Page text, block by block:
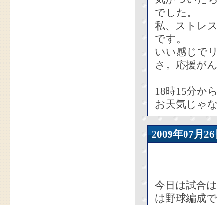
でした。
私、ストレ
です。
いい感じで
さ。応援が
18時15分か
お天気じゃ
2009年07
今日は試合
は野球編成